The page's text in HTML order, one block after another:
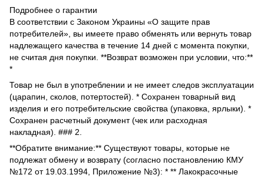
Подробнее о гарантии
В соответствии с Законом Украины «О защите прав
потребителей», вы имеете право обменять или вернуть товар
надлежащего качества в течение 14 дней с момента покупки,
не считая дня покупки. **Возврат возможен при условии, что:**
*
Товар не был в употреблении и не имеет следов эксплуатации
(царапин, сколов, потертостей). * Сохранен товарный вид
изделия и его потребительские свойства (упаковка, ярлыки). *
Сохранен расчетный документ (чек или расходная
накладная). ### 2.
**Обратите внимание:** Существуют товары, которые не
подлежат обмену и возврату (согласно постановлению КМУ
№172 от 19.03.1994, Приложение №3): * ** Лакокрасочные